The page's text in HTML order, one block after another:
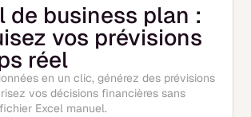
de business plan :
vos prévisions
réel
en un clic, générez des prévisions
vos décisions financières sans
Excel manuel.